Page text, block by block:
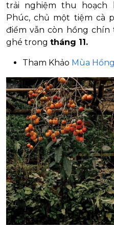
trải nghiệm thu hoạch
Phúc, chủ một tiệm cà
điểm vẫn còn hồng chín
ghé trong tháng 11.
Tham Khảo Mùa